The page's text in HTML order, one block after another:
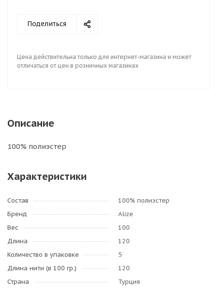
Поделиться
Цена действительна только для интернет-магазина и может
отличаться от цен в розничных магазинах
Описание
100% полиэстер
Характеристики
Состав
100% полиэстер
Бренд
Alize
Вес
100
Длина
120
Количество в упаковке
5
Длина нити (в 100 гр.)
120
Страна
Турция